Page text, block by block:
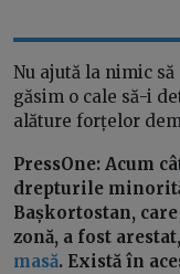
Nu ajută la nimic
găsim o cale să-i
alăture forțelor
PressOne: Acum
drepturile
Bașkortostan,
zonă, a fost
masă. Există în